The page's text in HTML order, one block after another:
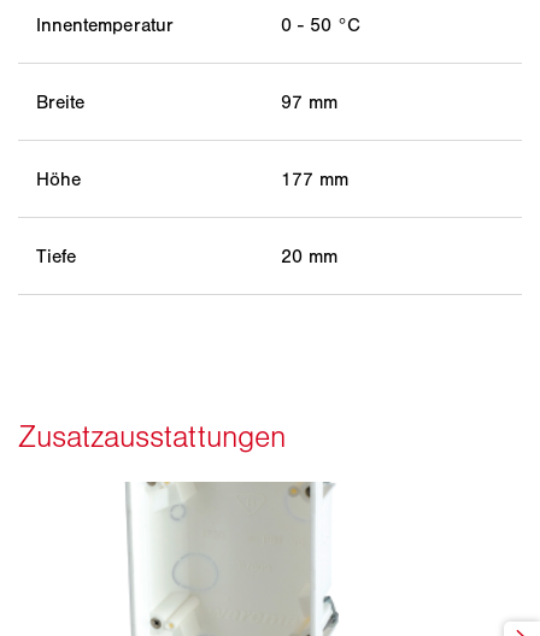
Innentemperatur 0 - 50 °C
Breite 97 mm
Höhe 177 mm
Tiefe 20 mm